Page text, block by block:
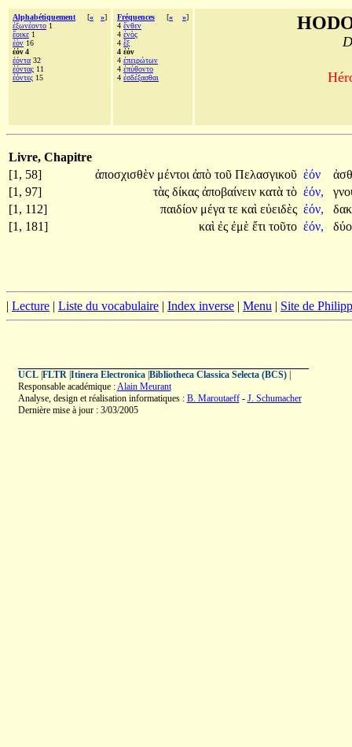
Alphabétiquement [« »]
ἐξωνέοντο 1
ἔοικε 1
ἐὸν 16
ἐόν 4
ἐόντα 32
ἐόντας 11
ἐόντες 15
Fréquences [« »]
4 ἔνθεν
4 ἑνὸς
4 ἓξ
4 ἐόν
4 ἐπειρώτων
4 ἐπύθοντο
4 ἐσδέξασθαι
Livre, Chapitre
[1, 58]
ἀποσχισθὲν μέντοι ἀπὸ τοῦ Πελασγικοῦ ἐόν
[1, 97]
τὰς δίκας ἀποβαίνειν κατὰ τὸ ἐόν,
[1, 112]
παιδίον μέγα τε καὶ εὐειδὲς ἐόν,
[1, 181]
καὶ ἐς ἐμὲ ἔτι τοῦτο ἐόν,
| Lecture | Liste du vocabulaire | Index inverse | Menu | Site de
UCL| FLTR| Itinera Electronica| Bibliotheca Classica Selecta (BCS)|
Responsable académique :Alain Meurant
Analyse, design et réalisation informatiques : B. Maroutaeff- J. Schumacher
Dernière mise à jour : 3/03/2005